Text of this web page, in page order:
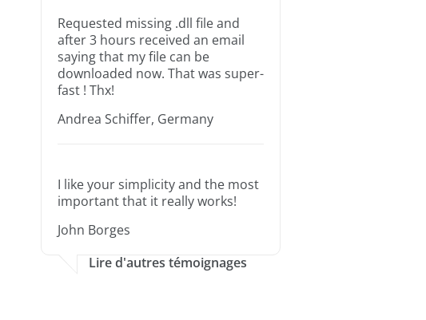
Requested missing .dll file and
after 3 hours received an email
saying that my file can be
downloaded now. That was super-
fast ! Thx!
Andrea Schiffer, Germany
I like your simplicity and the most
important that it really works!
John Borges
Lire d'autres témoignages